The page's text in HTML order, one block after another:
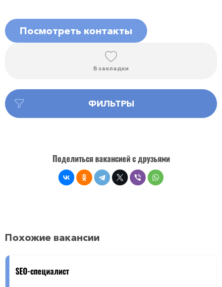
Посмотреть контакты
В закладки
ФИЛЬТРЫ
Поделиться вакансией с друзьями
Похожие вакансии
SEO-специалист